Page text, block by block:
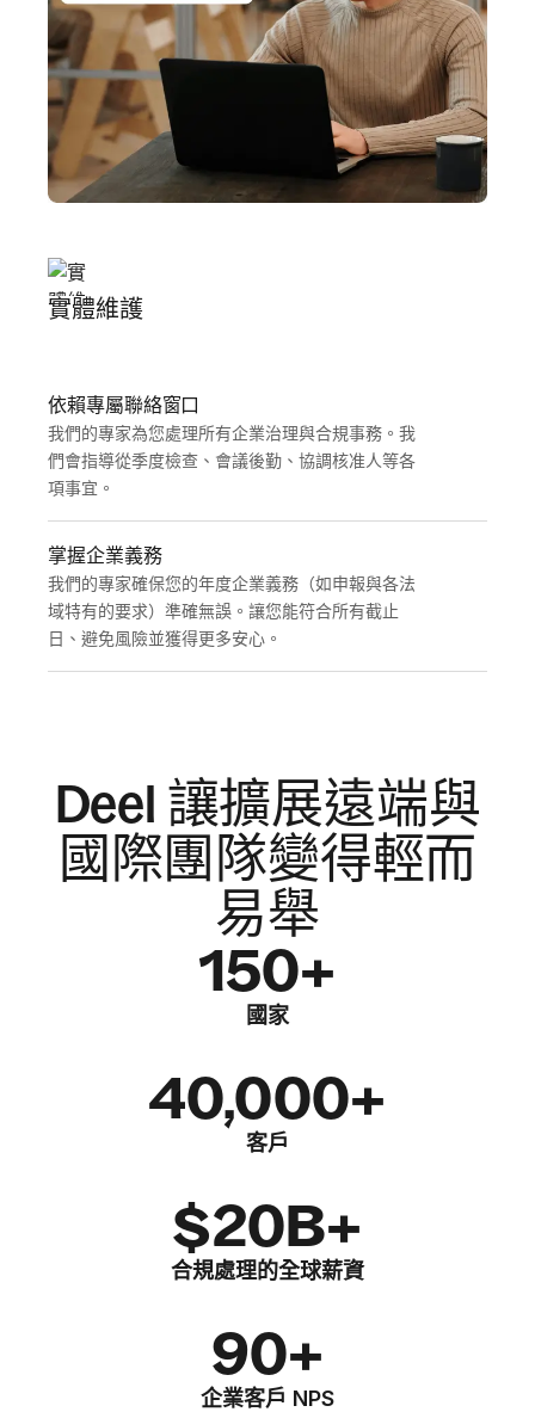
實體維護
依賴專屬聯絡窗口
我們的專家為您處理所有企業治理與合規事務。我
們會指導從季度檢查、會議後勤、協調核准人等各
項事宜。
掌握企業義務
我們的專家確保您的年度企業義務（如申報與各法
域特有的要求）準確無誤。讓您能符合所有截止
日、避免風險並獲得更多安心。
Deel 讓擴展遠端與
國際團隊變得輕而
易舉
150+
國家
40,000+
客戶
$20B+
合規處理的全球薪資
90+
企業客戶 NPS